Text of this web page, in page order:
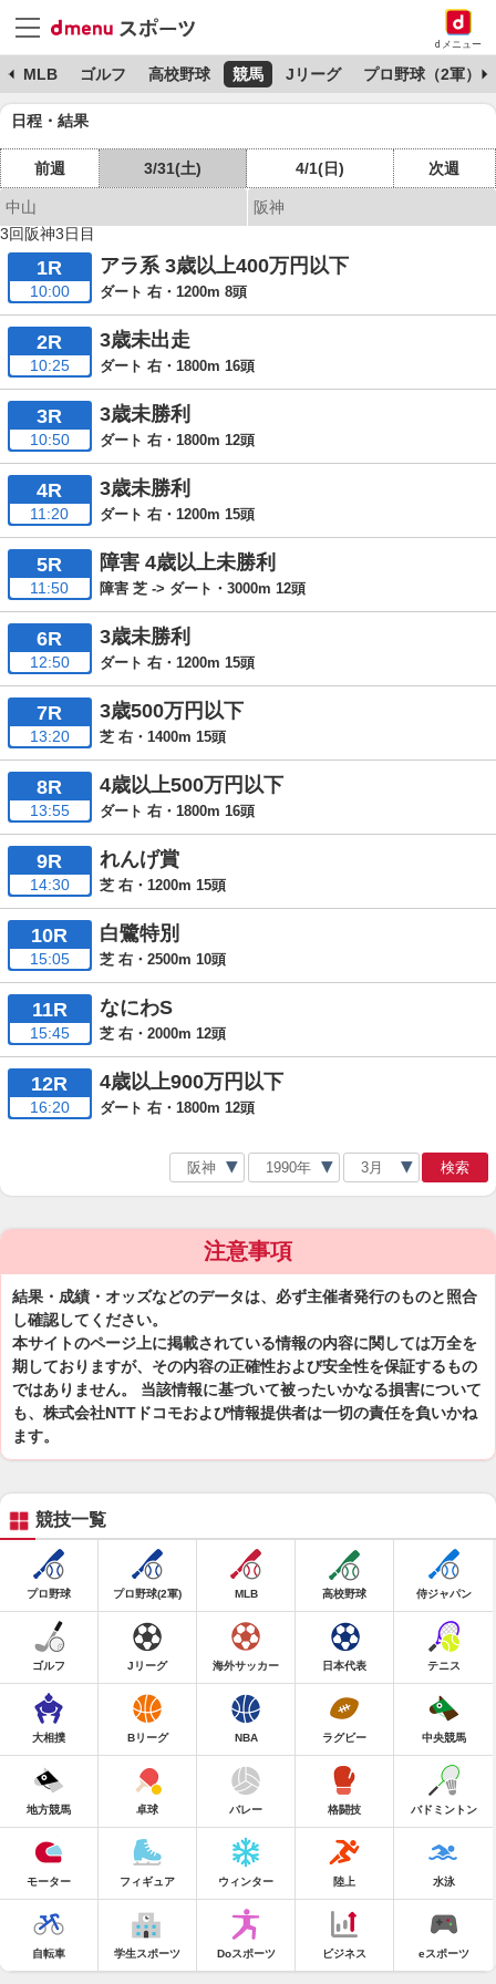
dメニュー
MLB ゴルフ 高校野球 競馬 Jリーグ プロ野球（2軍）
日程・結果
前週 3/31(土) 4/1(日) 次週
中山
阪神
3回阪神3日目
1R
10:00
アラ系 3歳以上400万円以下
ダート 右・1200m 8頭
2R
10:25
3歳未出走
ダート 右・1800m 16頭
3R
10:50
3歳未勝利
ダート 右・1800m 12頭
4R
11:20
3歳未勝利
ダート 右・1200m 15頭
5R
11:50
障害 4歳以上未勝利
障害 芝 -> ダート・3000m 12頭
6R
12:50
3歳未勝利
ダート 右・1200m 15頭
7R
13:20
3歳500万円以下
芝 右・1400m 15頭
8R
13:55
4歳以上500万円以下
ダート 右・1800m 16頭
9R
14:30
れんげ賞
芝 右・1200m 15頭
10R
15:05
白鷺特別
芝 右・2500m 10頭
11R
15:45
なにわS
芝 右・2000m 12頭
12R
16:20
4歳以上900万円以下
ダート 右・1800m 12頭
検索
注意事項
結果・成績・オッズなどのデータは、必ず主催者発行のものと照合
し確認してください。
本サイトのページ上に掲載されている情報の内容に関しては万全を
期しておりますが、その内容の正確性および安全性を保証するもの
ではありません。 当該情報に基づいて被ったいかなる損害について
も、株式会社NTTドコモおよび情報提供者は一切の責任を負いかね
ます。
競技一覧
プロ野球 プロ野球(2軍) MLB 高校野球 侍ジャパン
ゴルフ Jリーグ 海外サッカー 日本代表 テニス
大相撲 Bリーグ NBA ラグビー 中央競馬
地方競馬 卓球 バレー 格闘技 バドミントン
モーター フィギュア ウィンター 陸上 水泳
自転車 学生スポーツ Doスポーツ ビジネス eスポーツ